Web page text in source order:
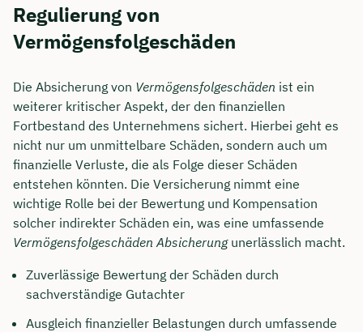
Regulierung von
Vermögensfolgeschäden
Die Absicherung von Vermögensfolgeschäden ist ein
weiterer kritischer Aspekt, der den finanziellen
Fortbestand des Unternehmens sichert. Hierbei geht es
nicht nur um unmittelbare Schäden, sondern auch um
finanzielle Verluste, die als Folge dieser Schäden
entstehen könnten. Die Versicherung nimmt eine
wichtige Rolle bei der Bewertung und Kompensation
solcher indirekter Schäden ein, was eine umfassende
Vermögensfolgeschäden Absicherungunerlässlich macht.
Zuverlässige Bewertung der Schäden durch
sachverständige Gutachter
Ausgleich finanzieller Belastungen durch umfassende